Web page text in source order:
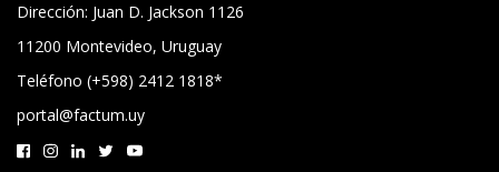
Dirección: Juan D. Jackson 1126
11200 Montevideo, Uruguay
Teléfono (+598) 2412 1818*
portal@factum.uy